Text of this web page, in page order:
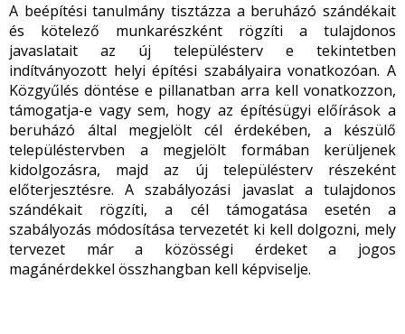
A beépítési tanulmány tisztázza a beruházó szándékait
és kötelező munkarészként rögzíti a tulajdonos
javaslatait az új településterv e tekintetben
indítványozott helyi építési szabályaira vonatkozóan. A
Közgyűlés döntése e pillanatban arra kell vonatkozzon,
támogatja-e vagy sem, hogy az építésügyi előírások a
beruházó által megjelölt cél érdekében, a készülő
településtervben a megjelölt formában kerüljenek
kidolgozásra, majd az új településterv részeként
előterjesztésre. A szabályozási javaslat a tulajdonos
szándékait rögzíti, a cél támogatása esetén a
szabályozás módosítása tervezetét ki kell dolgozni, mely
tervezet már a közösségi érdeket a jogos
magánérdekkel összhangban kell képviselje.